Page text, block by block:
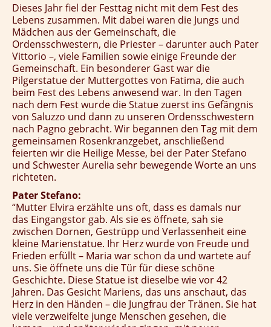
Dieses Jahr fiel der Festtag nicht mit dem Fest des
Lebens zusammen. Mit dabei waren die Jungs und
Mädchen aus der Gemeinschaft, die
Ordensschwestern, die Priester – darunter auch Pater
Vittorio –, viele Familien sowie einige Freunde der
Gemeinschaft. Ein besonderer Gast war die
Pilgerstatue der Muttergottes von Fatima, die auch
beim Fest des Lebens anwesend war. In den Tagen
nach dem Fest wurde die Statue zuerst ins Gefängnis
von Saluzzo und dann zu unseren Ordensschwestern
nach Pagno gebracht. Wir begannen den Tag mit dem
gemeinsamen Rosenkranzgebet, anschließend
feierten wir die Heilige Messe, bei der Pater Stefano
und Schwester Aurelia sehr bewegende Worte an uns
richteten.
Pater Stefano:
“Mutter Elvira erzählte uns oft, dass es damals nur
das Eingangstor gab. Als sie es öffnete, sah sie
zwischen Dornen, Gestrüpp und Verlassenheit eine
kleine Marienstatue. Ihr Herz wurde von Freude und
Frieden erfüllt – Maria war schon da und wartete auf
uns. Sie öffnete uns die Tür für diese schöne
Geschichte. Diese Statue ist dieselbe wie vor 42
Jahren. Das Gesicht Mariens, das uns anschaut, das
Herz in den Händen – die Jungfrau der Tränen. Sie hat
viele verzweifelte junge Menschen gesehen, die